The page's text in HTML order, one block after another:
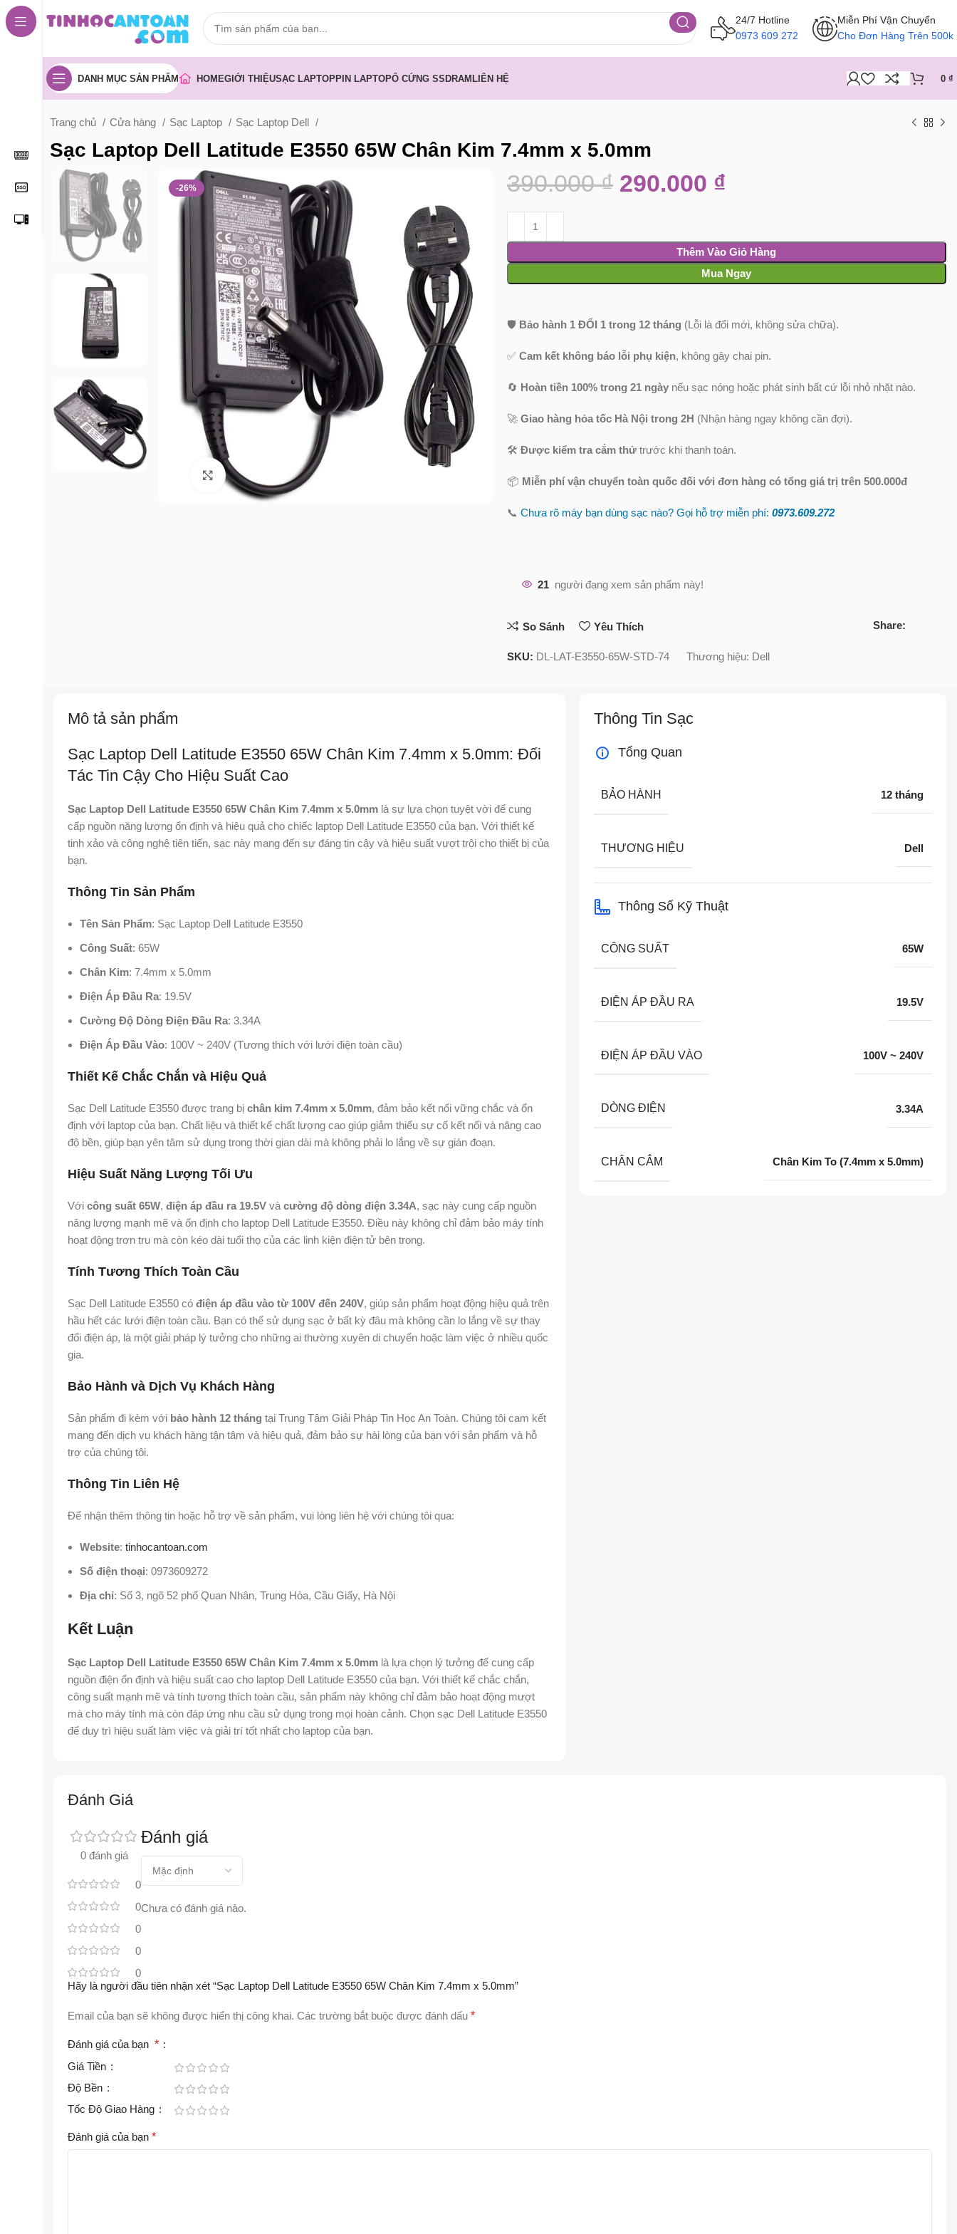
24/7 Hotline
0973 609 272
Miễn Phí Vận Chuyển
Cho Đơn Hàng Trên 500k
DANH MỤC SẢN PHẨM HOMEGIỚI THIỆUSẠC LAPTOPPIN LAPTOPỔ CỨNG SSDRAMLIÊN HỆ 0 ₫
Trang chủ Cửa hàng Sạc Laptop Sạc Laptop Dell
Sạc Laptop Dell Latitude E3550 65W Chân Kim 7.4mm x 5.0mm
-26%
Click to enlarge
390.000₫ 290.000 ₫
Thêm Vào Giỏ Hàng
Mua Ngay
🛡️ Bảo hành 1 ĐỔI 1 trong 12 tháng (Lỗi là đổi mới, không sửa chữa).
✅ Cam kết không báo lỗi phụ kiện, không gây chai pin.
🔄 Hoàn tiền 100% trong 21 ngày nếu sạc nóng hoặc phát sinh bất cứ lỗi nhỏ nhặt nào.
🚀 Giao hàng hỏa tốc Hà Nội trong 2H (Nhận hàng ngay không cần đợi).
🛠️ Được kiểm tra cắm thử trước khi thanh toán.
📦 Miễn phí vận chuyển toàn quốc đối với đơn hàng có tổng giá trị trên 500.000đ
📞 Chưa rõ máy bạn dùng sạc nào? Gọi hỗ trợ miễn phí: 0973.609.272
21 người đang xem sản phẩm này!
So Sánh Yêu Thích Share:
SKU: DL-LAT-E3550-65W-STD-74 Thương hiệu: Dell
Mô tả sản phẩm
Sạc Laptop Dell Latitude E3550 65W Chân Kim 7.4mm x 5.0mm: Đối
Tác Tin Cậy Cho Hiệu Suất Cao
Sạc Laptop Dell Latitude E3550 65W Chân Kim 7.4mm x 5.0mm là sự lựa chọn tuyệt vời để cung
cấp nguồn năng lượng ổn định và hiệu quả cho chiếc laptop Dell Latitude E3550 của bạn. Với thiết kế
tinh xảo và công nghệ tiên tiến, sạc này mang đến sự đáng tin cậy và hiệu suất vượt trội cho thiết bị của
bạn.
Thông Tin Sản Phẩm
Tên Sản Phẩm: Sạc Laptop Dell Latitude E3550
Công Suất: 65W
Chân Kim: 7.4mm x 5.0mm
Điện Áp Đầu Ra: 19.5V
Cường Độ Dòng Điện Đầu Ra: 3.34A
Điện Áp Đầu Vào: 100V ~ 240V (Tương thích với lưới điện toàn cầu)
Thiết Kế Chắc Chắn và Hiệu Quả
Sạc Dell Latitude E3550 được trang bị chân kim 7.4mm x 5.0mm, đảm bảo kết nối vững chắc và ổn
định với laptop của bạn. Chất liệu và thiết kế chất lượng cao giúp giảm thiểu sự cố kết nối và nâng cao
độ bền, giúp bạn yên tâm sử dụng trong thời gian dài mà không phải lo lắng về sự gián đoạn.
Hiệu Suất Năng Lượng Tối Ưu
Với công suất 65W, điện áp đầu ra 19.5V và cường độ dòng điện 3.34A, sạc này cung cấp nguồn
năng lượng mạnh mẽ và ổn định cho laptop Dell Latitude E3550. Điều này không chỉ đảm bảo máy tính
hoạt động trơn tru mà còn kéo dài tuổi thọ của các linh kiện điện tử bên trong.
Tính Tương Thích Toàn Cầu
Sạc Dell Latitude E3550 có điện áp đầu vào từ 100V đến 240V, giúp sản phẩm hoạt động hiệu quả trên
hầu hết các lưới điện toàn cầu. Bạn có thể sử dụng sạc ở bất kỳ đâu mà không cần lo lắng về sự thay
đổi điện áp, là một giải pháp lý tưởng cho những ai thường xuyên di chuyển hoặc làm việc ở nhiều quốc
gia.
Bảo Hành và Dịch Vụ Khách Hàng
Sản phẩm đi kèm với bảo hành 12 tháng tại Trung Tâm Giải Pháp Tin Học An Toàn. Chúng tôi cam kết
mang đến dịch vụ khách hàng tận tâm và hiệu quả, đảm bảo sự hài lòng của bạn với sản phẩm và hỗ
trợ của chúng tôi.
Thông Tin Liên Hệ
Để nhận thêm thông tin hoặc hỗ trợ về sản phẩm, vui lòng liên hệ với chúng tôi qua:
Website: tinhocantoan.com
Số điện thoại: 0973609272
Địa chỉ: Số 3, ngõ 52 phố Quan Nhân, Trung Hòa, Cầu Giấy, Hà Nội
Kết Luận
Sạc Laptop Dell Latitude E3550 65W Chân Kim 7.4mm x 5.0mm là lựa chọn lý tưởng để cung cấp
nguồn điện ổn định và hiệu suất cao cho laptop Dell Latitude E3550 của bạn. Với thiết kế chắc chắn,
công suất mạnh mẽ và tính tương thích toàn cầu, sản phẩm này không chỉ đảm bảo hoạt động mượt
mà cho máy tính mà còn đáp ứng nhu cầu sử dụng trong mọi hoàn cảnh. Chọn sạc Dell Latitude E3550
để duy trì hiệu suất làm việc và giải trí tốt nhất cho laptop của bạn.
Thông Tin Sạc
Tổng Quan
BẢO HÀNH 12 tháng
THƯƠNG HIỆU Dell
Thông Số Kỹ Thuật
CÔNG SUẤT 65W
ĐIỆN ÁP ĐẦU RA 19.5V
ĐIỆN ÁP ĐẦU VÀO 100V ~ 240V
DÒNG ĐIỆN 3.34A
CHÂN CẮM Chân Kim To (7.4mm x 5.0mm)
Đánh Giá
0 đánh giá
0
0
0
0
0
Đánh giá
Chưa có đánh giá nào.
Hãy là người đầu tiên nhận xét “Sạc Laptop Dell Latitude E3550 65W Chân Kim 7.4mm x 5.0mm”
Email của bạn sẽ không được hiển thị công khai. Các trường bắt buộc được đánh dấu *
Đánh giá của bạn *
Giá Tiền
Độ Bền
Tốc Độ Giao Hàng
Đánh giá của bạn *